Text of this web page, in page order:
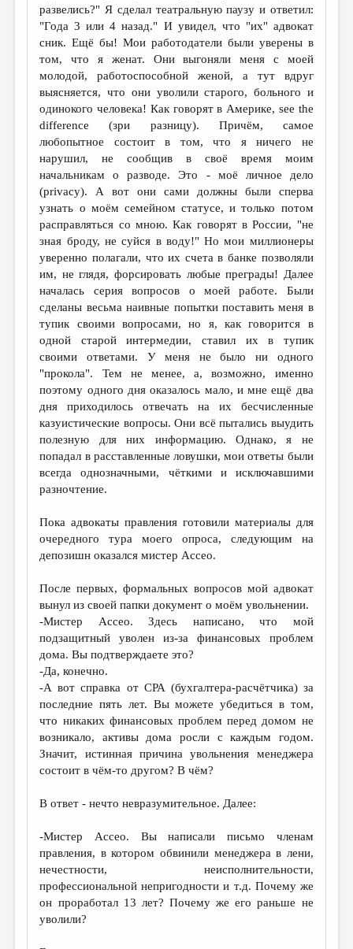
развелись?" Я сделал театральную паузу и ответил:
"Года 3 или 4 назад." И увидел, что "их" адвокат
сник. Ещё бы! Мои работодатели были уверены в
том, что я женат. Они выгоняли меня с моей
молодой, работоспособной женой, а тут вдруг
выясняется, что они уволили старого, больного и
одинокого человека! Как говорят в Америке, see the
difference (зри разницу). Причём, самое
любопытное состоит в том, что я ничего не
нарушил, не сообщив в своё время моим
начальникам о разводе. Это - моё личное дело
(privacy). А вот они сами должны были сперва
узнать о моём семейном статусе, и только потом
расправляться со мною. Как говорят в России, "не
зная броду, не суйся в воду!" Но мои миллионеры
уверенно полагали, что их счета в банке позволяли
им, не глядя, форсировать любые преграды! Далее
началась серия вопросов о моей работе. Были
сделаны весьма наивные попытки поставить меня в
тупик своими вопросами, но я, как говорится в
одной старой интермедии, ставил их в тупик
своими ответами. У меня не было ни одного
"прокола". Тем не менее, а, возможно, именно
поэтому одного дня оказалось мало, и мне ещё два
дня приходилось отвечать на их бесчисленные
казуистические вопросы. Они всё пытались выудить
полезную для них информацию. Однако, я не
попадал в расставленные ловушки, мои ответы были
всегда однозначными, чёткими и исключавшими
разночтение.
Пока адвокаты правления готовили материалы для
очередного тура моего опроса, следующим на
депозишн оказался мистер Ассео.
После первых, формальных вопросов мой адвокат
вынул из своей папки документ о моём увольнении.
-Мистер Ассео. Здесь написано, что мой
подзащитный уволен из-за финансовых проблем
дома. Вы подтверждаете это?
-Да, конечно.
-А вот справка от СРА (бухгалтера-расчётчика) за
последние пять лет. Вы можете убедиться в том,
что никаких финансовых проблем перед домом не
возникало, активы дома росли с каждым годом.
Значит, истинная причина увольнения менеджера
состоит в чём-то другом? В чём?
В ответ - нечто невразумительное. Далее:
-Мистер Ассео. Вы написали письмо членам
правления, в котором обвинили менеджера в лени,
нечестности, неисполнительности,
профессиональной непригодности и т.д. Почему же
он проработал 13 лет? Почему же его раньше не
уволили?